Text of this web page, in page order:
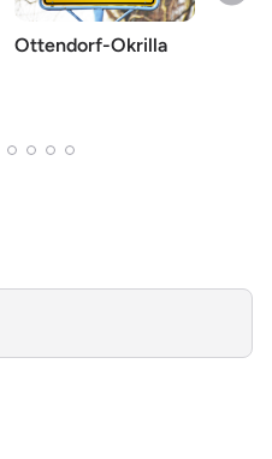
Ottendorf-Okrilla